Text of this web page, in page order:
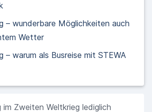
– wunderbare Möglichkeiten auch
Wetter
– warum als Busreise mit STEWA
im Zweiten Weltkrieg lediglich